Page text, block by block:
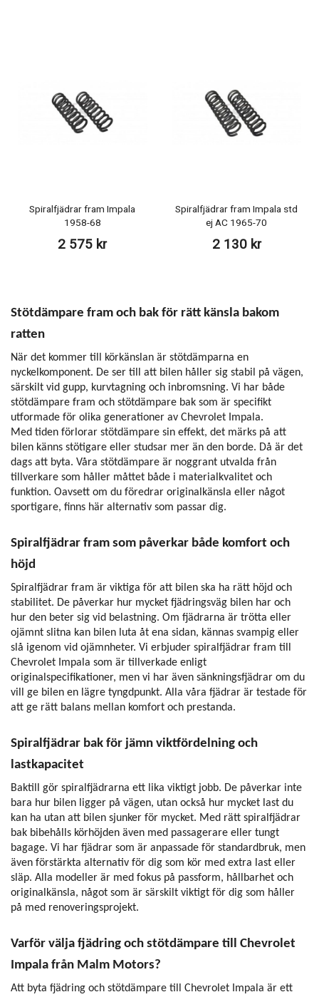
Spiralfjädrar fram Impala
1958-68
2 575 kr
Spiralfjädrar fram Impala std
ej AC 1965-70
2 130 kr
Stötdämpare fram och bak för rätt känsla bakom
ratten
När det kommer till körkänslan är stötdämparna en
nyckelkomponent. De ser till att bilen håller sig stabil på vägen,
särskilt vid gupp, kurvtagning och inbromsning. Vi har både
stötdämpare fram och stötdämpare bak som är specifikt
utformade för olika generationer av Chevrolet Impala.
Med tiden förlorar stötdämpare sin effekt, det märks på att
bilen känns stötigare eller studsar mer än den borde. Då är det
dags att byta. Våra stötdämpare är noggrant utvalda från
tillverkare som håller måttet både i materialkvalitet och
funktion. Oavsett om du föredrar originalkänsla eller något
sportigare, finns här alternativ som passar dig.
Spiralfjädrar fram som påverkar både komfort och
höjd
Spiralfjädrar fram är viktiga för att bilen ska ha rätt höjd och
stabilitet. De påverkar hur mycket fjädringsväg bilen har och
hur den beter sig vid belastning. Om fjädrarna är trötta eller
ojämnt slitna kan bilen luta åt ena sidan, kännas svampig eller
slå igenom vid ojämnheter. Vi erbjuder spiralfjädrar fram till
Chevrolet Impala som är tillverkade enligt
originalspecifikationer, men vi har även sänkningsfjädrar om du
vill ge bilen en lägre tyngdpunkt. Alla våra fjädrar är testade för
att ge rätt balans mellan komfort och prestanda.
Spiralfjädrar bak för jämn viktfördelning och
lastkapacitet
Baktill gör spiralfjädrarna ett lika viktigt jobb. De påverkar inte
bara hur bilen ligger på vägen, utan också hur mycket last du
kan ha utan att bilen sjunker för mycket. Med rätt spiralfjädrar
bak bibehålls körhöjden även med passagerare eller tungt
bagage. Vi har fjädrar som är anpassade för standardbruk, men
även förstärkta alternativ för dig som kör med extra last eller
släp. Alla modeller är med fokus på passform, hållbarhet och
originalkänsla, något som är särskilt viktigt för dig som håller
på med renoveringsprojekt.
Varför välja fjädring och stötdämpare till Chevrolet
Impala från Malm Motors?
Att byta fjädring och stötdämpare till Chevrolet Impala är ett